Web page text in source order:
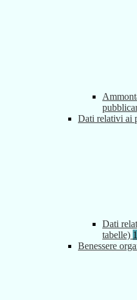
Dati relativi ai
Dati
tabelle)
Benessere